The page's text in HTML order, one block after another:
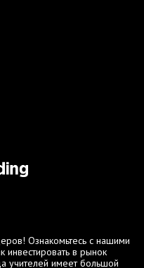
Ознакомьтесь с нашими
инвестировать в рынок
учителей имеет большой